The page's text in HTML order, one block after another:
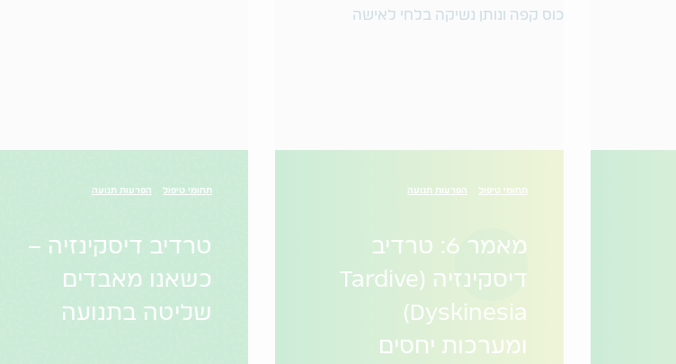
תחומי טיפול הפרעות תנועה
מאמר 6: טרדיב
דיסקינזיה (Tardive
Dyskinesia)
ומערכות יחסים
תחומי טיפול הפרעות תנועה
טרדיב דיסקינזיה –
כשאנו מאבדים
שליטה בתנועה